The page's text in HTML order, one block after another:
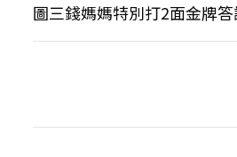
圖三錢媽媽特別打2面金牌